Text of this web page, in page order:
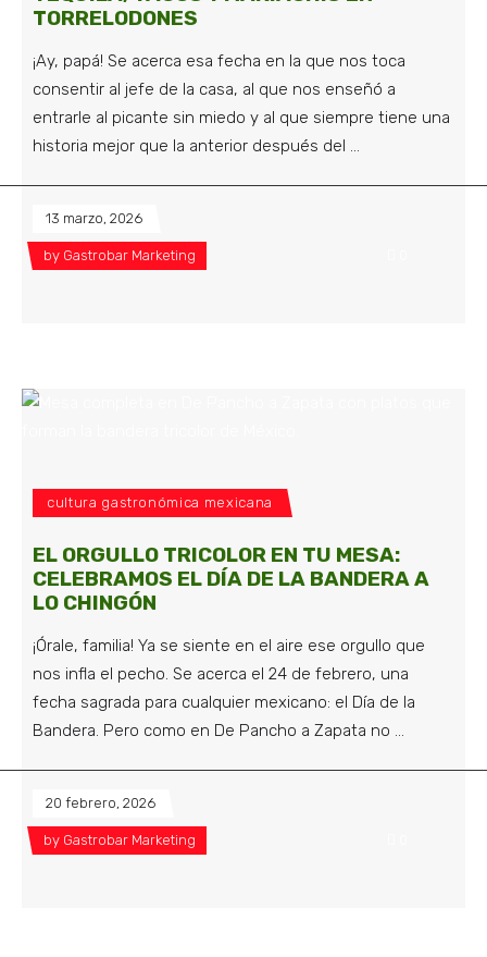
TORRELODONES
¡Ay, papá! Se acerca esa fecha en la que nos toca
consentir al jefe de la casa, al que nos enseñó a
entrarle al picante sin miedo y al que siempre tiene una
historia mejor que la anterior después del
13 marzo, 2026
by Gastrobar Marketing
cultura gastronómica mexicana
EL ORGULLO TRICOLOR EN TU MESA:
CELEBRAMOS EL DÍA DE LA BANDERA A
LO CHINGÓN
¡Órale, familia! Ya se siente en el aire ese orgullo que
nos infla el pecho. Se acerca el 24 de febrero, una
fecha sagrada para cualquier mexicano: el Día de la
Bandera. Pero como en De Pancho a Zapata no
20 febrero, 2026
by Gastrobar Marketing